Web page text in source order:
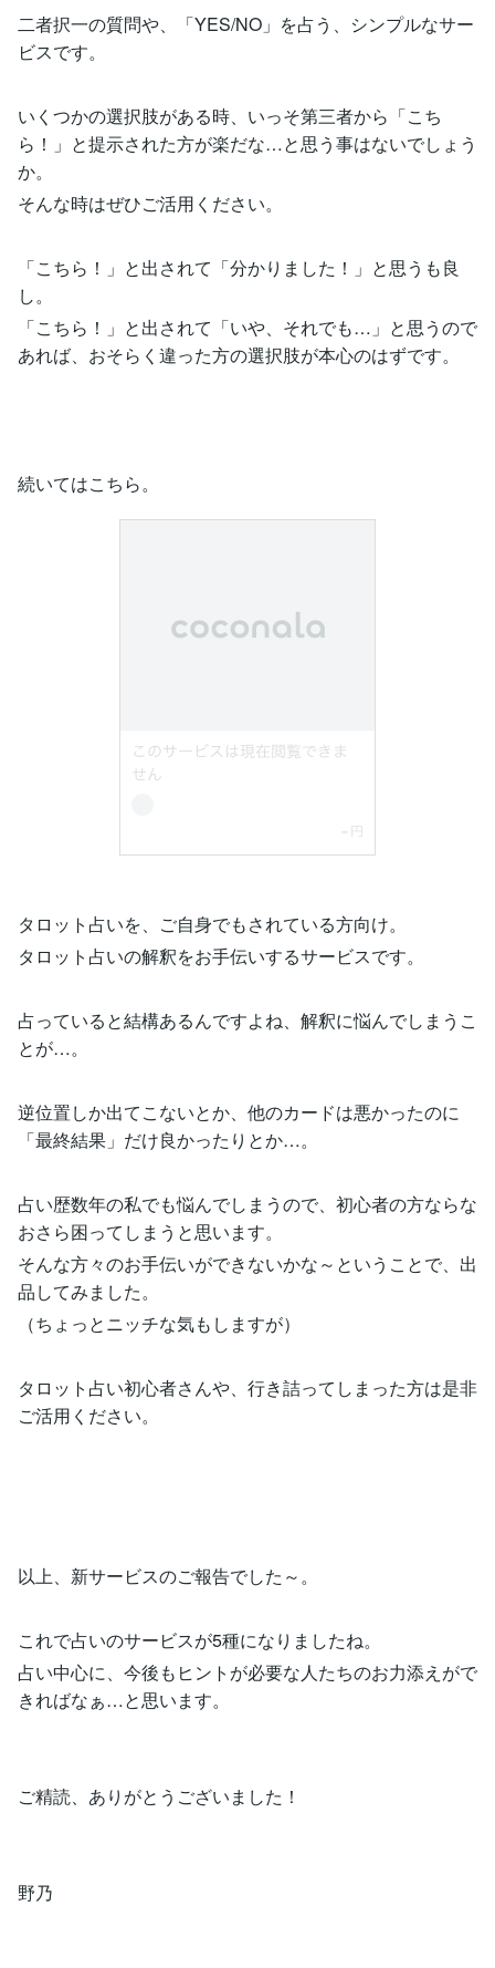
二者択一の質問や、「YES/NO」を占う、シンプルなサー
ビスです。
いくつかの選択肢がある時、いっそ第三者から「こち
ら！」と提示された方が楽だな…と思う事はないでしょう
か。
そんな時はぜひご活用ください。
「こちら！」と出されて「分かりました！」と思うも良
し。
「こちら！」と出されて「いや、それでも…」と思うので
あれば、おそらく違った方の選択肢が本心のはずです。
続いてはこちら。
タロット占いを、ご自身でもされている方向け。
タロット占いの解釈をお手伝いするサービスです。
占っていると結構あるんですよね、解釈に悩んでしまうこ
とが…。
逆位置しか出てこないとか、他のカードは悪かったのに
「最終結果」だけ良かったりとか…。
占い歴数年の私でも悩んでしまうので、初心者の方ならな
おさら困ってしまうと思います。
そんな方々のお手伝いができないかな～ということで、出
品してみました。
（ちょっとニッチな気もしますが）
タロット占い初心者さんや、行き詰ってしまった方は是非
ご活用ください。
以上、新サービスのご報告でした～。
これで占いのサービスが5種になりましたね。
占い中心に、今後もヒントが必要な人たちのお力添えがで
きればなぁ…と思います。
ご精読、ありがとうございました！
野乃